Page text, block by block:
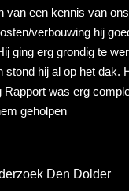
van een kennis van
verbouwing hij
ging erg grondig te
stond hij al op het dak.
Rapport was erg
geholpen
Den Dolder